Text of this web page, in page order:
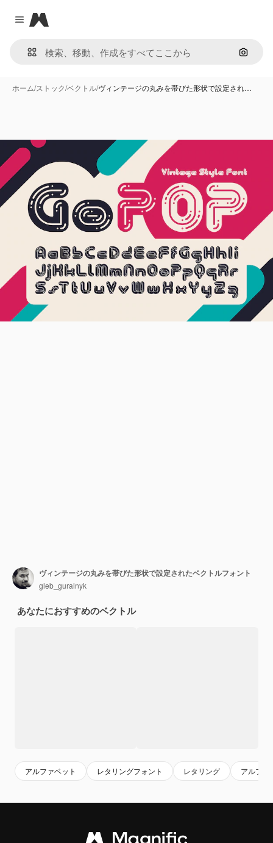
Close menu
Magnific
画像で
ホーム/ストック/ベクトル/ヴィンテージの丸みを帯びた形状で設定され…
ヴィンテージの丸みを帯びた形状で設定されたベクトルフォント
gleb_guralnyk
あなたにおすすめのベクトル
アルファベット レタリングフォント レタリング アルファ